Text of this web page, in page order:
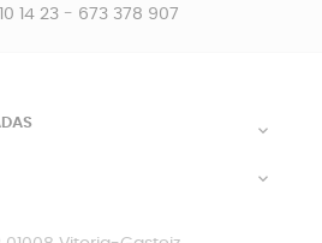
14 23- 673 378 907

